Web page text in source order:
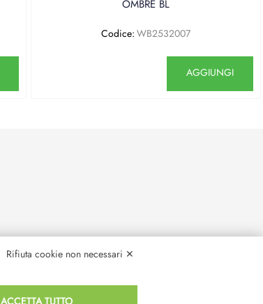
OMBRE BL
Codice: WB2532007
AGGIUNGI
Rifiuta cookie non necessari ✕
ACCETTA TUTTO